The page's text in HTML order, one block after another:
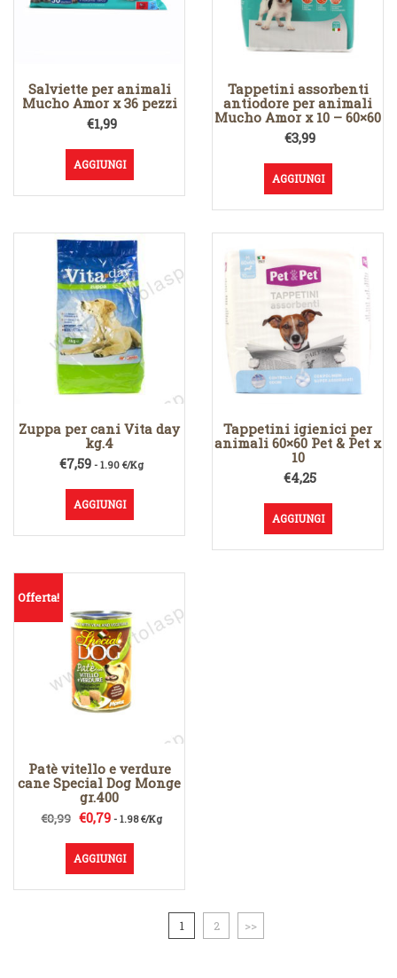
Salviette per animali
Mucho Amor x 36 pezzi
€1,99
AGGIUNGI
Tappetini assorbenti
antiodore per animali
Mucho Amor x 10 – 60×60
€3,99
AGGIUNGI
Zuppa per cani Vita day
kg.4
€7,59 - 1.90 €/Kg
AGGIUNGI
Tappetini igienici per
animali 60×60 Pet & Pet x
10
€4,25
AGGIUNGI
Offerta!
Patè vitello e verdure
cane Special Dog Monge
gr.400
€0,99 Il
originale
era:
€0,99.
€0,79Il
attuale
è:
€0,79.
- 1.98 €/Kg
AGGIUNGI
1 2 >>